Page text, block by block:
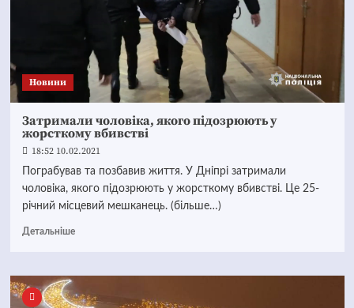
Новини
Затримали чоловіка, якого підозрюють у
жорсткому вбивстві
18:52 10.02.2021
Пограбував та позбавив життя. У Дніпрі затримали
чоловіка, якого підозрюють у жорсткому вбивстві. Це 25-
річний місцевий мешканець. (більше…)
Детальніше